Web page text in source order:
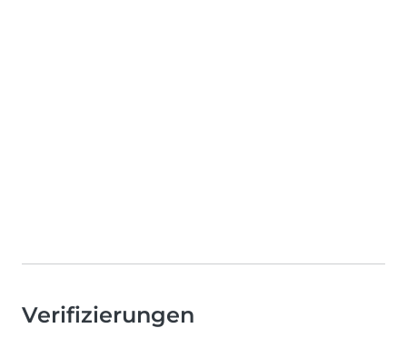
Verifizierungen